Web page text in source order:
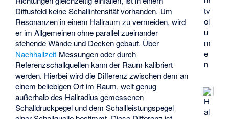
tv
ol
u
m
e
n
H
al
Diffusfeld keine Schallintensität vorhanden. Um
Resonanzen in einem Hallraum zu vermeiden, wird
er im Allgemeinen ohne parallel zueinander
stehende Wände und Decken gebaut. Über
Nachhallzeit-Messungen oder durch
Referenzschallquellenkann der Raum kalibriert
werden. Hierbei wird die Differenz zwischen dem an
einem beliebigen Ort im Raum, weit genug
außerhalb des Hallradius gemessenen
Schalldruckpegel und dem Schallleistungspegel